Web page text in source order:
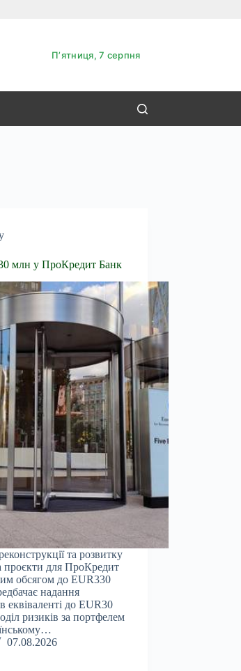
Пʼятниця, 7 серпня
млн у ПроКредит Банк
та розвитку
проєкти для ПроКредит
обсягом до EUR330
надання
еквіваленті до EUR30
ризиків за портфелем
07.08.2026